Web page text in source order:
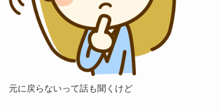
元に戻らないって話も聞くけど